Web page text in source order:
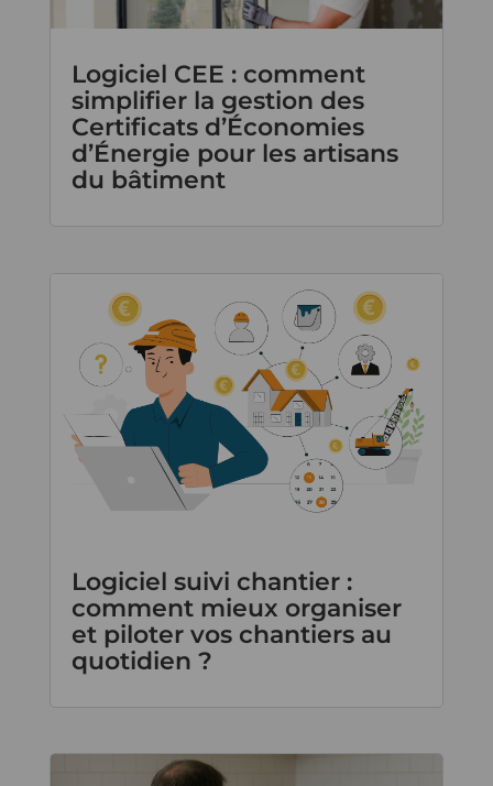
Logiciel CEE : comment
simplifier la gestion des
Certificats d’Économies
d’Énergie pour les artisans
du bâtiment
Logiciel suivi chantier :
comment mieux organiser
et piloter vos chantiers au
quotidien ?